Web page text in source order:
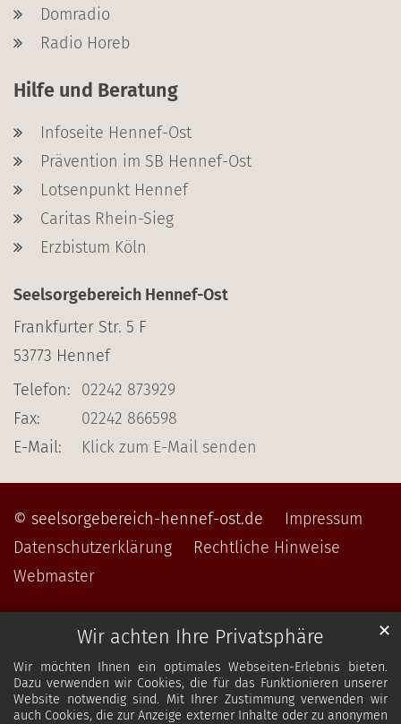
Wir achten Ihre Privatsphäre
Wir möchten Ihnen ein optimales Webseiten-Erlebnis bieten.
Dazu verwenden wir Cookies, die für das Funktionieren unserer
Website notwendig sind. Mit Ihrer Zustimmung verwenden wir
auch Cookies, die zur Anzeige externer Inhalte oder zu anonymen
✕
Domradio
Radio Horeb
Hilfe und Beratung
Infoseite Hennef-Ost
Prävention im SB Hennef-Ost
Lotsenpunkt Hennef
Caritas Rhein-Sieg
Erzbistum Köln
Seelsorgebereich Hennef-Ost
Frankfurter Str. 5 F
53773 Hennef
Telefon:
02242 873929
Fax:
02242 866598
E-Mail:
Klick zum E-Mail senden
© seelsorgebereich-hennef-ost.de
Impressum
Datenschutzerklärung
Rechtliche Hinweise
Webmaster